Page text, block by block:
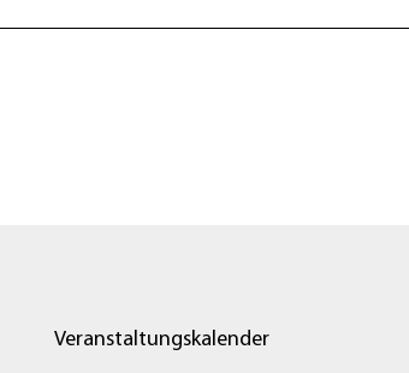
Veranstaltungskalender